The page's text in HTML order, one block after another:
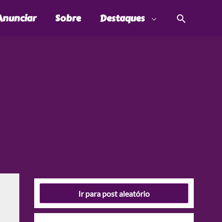
Sobre Destaques
Ir para post aleatório